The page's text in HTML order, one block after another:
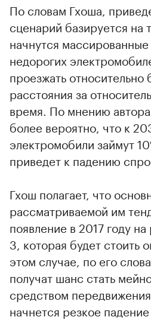
По словам Гхоша,
сценарий базируется на
начнутся массированные
недорогих
проезжать относительно
расстояния за
время. По мнению
более вероятно, что к
электромобили займут
приведет к падению
Гхош полагает, что
рассматриваемой им
появление в 2017 году
3, которая будет стоить
этом случае, по его
получат шанс стать
средством
начнется резкое